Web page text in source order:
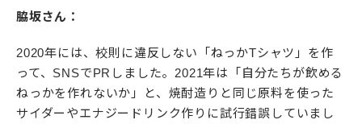
脇坂さん：
2020年には、校則に違反しない「ねっかTシャツ」を作
って、SNSでPRしました。2021年は「自分たちが飲める
ねっかを作れないか」と、焼酎造りと同じ原料を使った
サイダーやエナジードリンク作りに試行錯誤していまし